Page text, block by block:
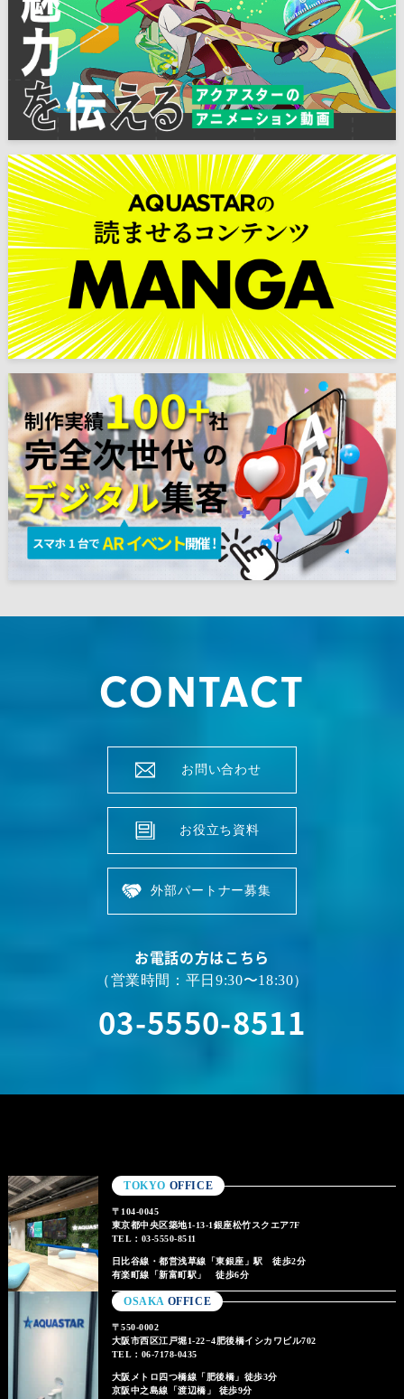
CONTACT
お問い合わせ
お役立ち資料
外部パートナー募集
お電話の方はこちら
（営業時間：平日9:30〜18:30）
03-5550-8511
TOKYO OFFICE
〒104-0045
東京都中央区築地1-13-1銀座松竹スクエア7F
TEL：03-5550-8511
日比谷線・都営浅草線「東銀座」駅 徒歩2分
有楽町線「新富町駅」 徒歩6分
OSAKA OFFICE
〒550-0002
大阪市西区江戸堀1-22−4肥後橋イシカワビル702
TEL：06-7178-0435
大阪メトロ四つ橋線「肥後橋」徒歩3分
京阪中之島線「渡辺橋」 徒歩9分